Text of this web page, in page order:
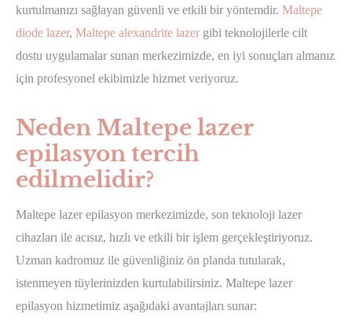
kurtulmanızı sağlayan güvenli ve etkili bir yöntemdir. Maltepe
diode lazer, Maltepe alexandrite lazer gibi teknolojilerle cilt
dostu uygulamalar sunan merkezimizde, en iyi sonuçları almanız
için profesyonel ekibimizle hizmet veriyoruz.
Neden Maltepe lazer
epilasyon tercih
edilmelidir?
Maltepe lazer epilasyon merkezimizde, son teknoloji lazer
cihazları ile acısız, hızlı ve etkili bir işlem gerçekleştiriyoruz.
Uzman kadromuz ile güvenliğiniz ön planda tutularak,
istenmeyen tüylerinizden kurtulabilirsiniz. Maltepe lazer
epilasyon hizmetimiz aşağıdaki avantajları sunar: